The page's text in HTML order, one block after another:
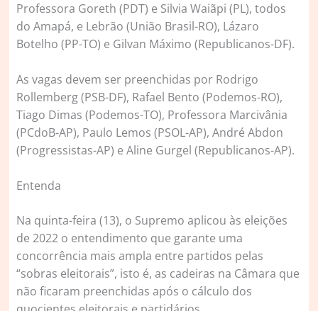
Professora Goreth (PDT) e Silvia Waiãpi (PL), todos
do Amapá, e Lebrão (União Brasil-RO), Lázaro
Botelho (PP-TO) e Gilvan Máximo (Republicanos-DF).
As vagas devem ser preenchidas por Rodrigo
Rollemberg (PSB-DF), Rafael Bento (Podemos-RO),
Tiago Dimas (Podemos-TO), Professora Marcivânia
(PCdoB-AP), Paulo Lemos (PSOL-AP), André Abdon
(Progressistas-AP) e Aline Gurgel (Republicanos-AP).
Entenda
Na quinta-feira (13), o Supremo aplicou às eleições
de 2022 o entendimento que garante uma
concorrência mais ampla entre partidos pelas
“sobras eleitorais”, isto é, as cadeiras na Câmara que
não ficaram preenchidas após o cálculo dos